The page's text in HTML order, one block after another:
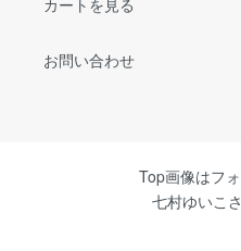
カートを見る
お問い合わせ
Top画像はフ
七村ゆいこ